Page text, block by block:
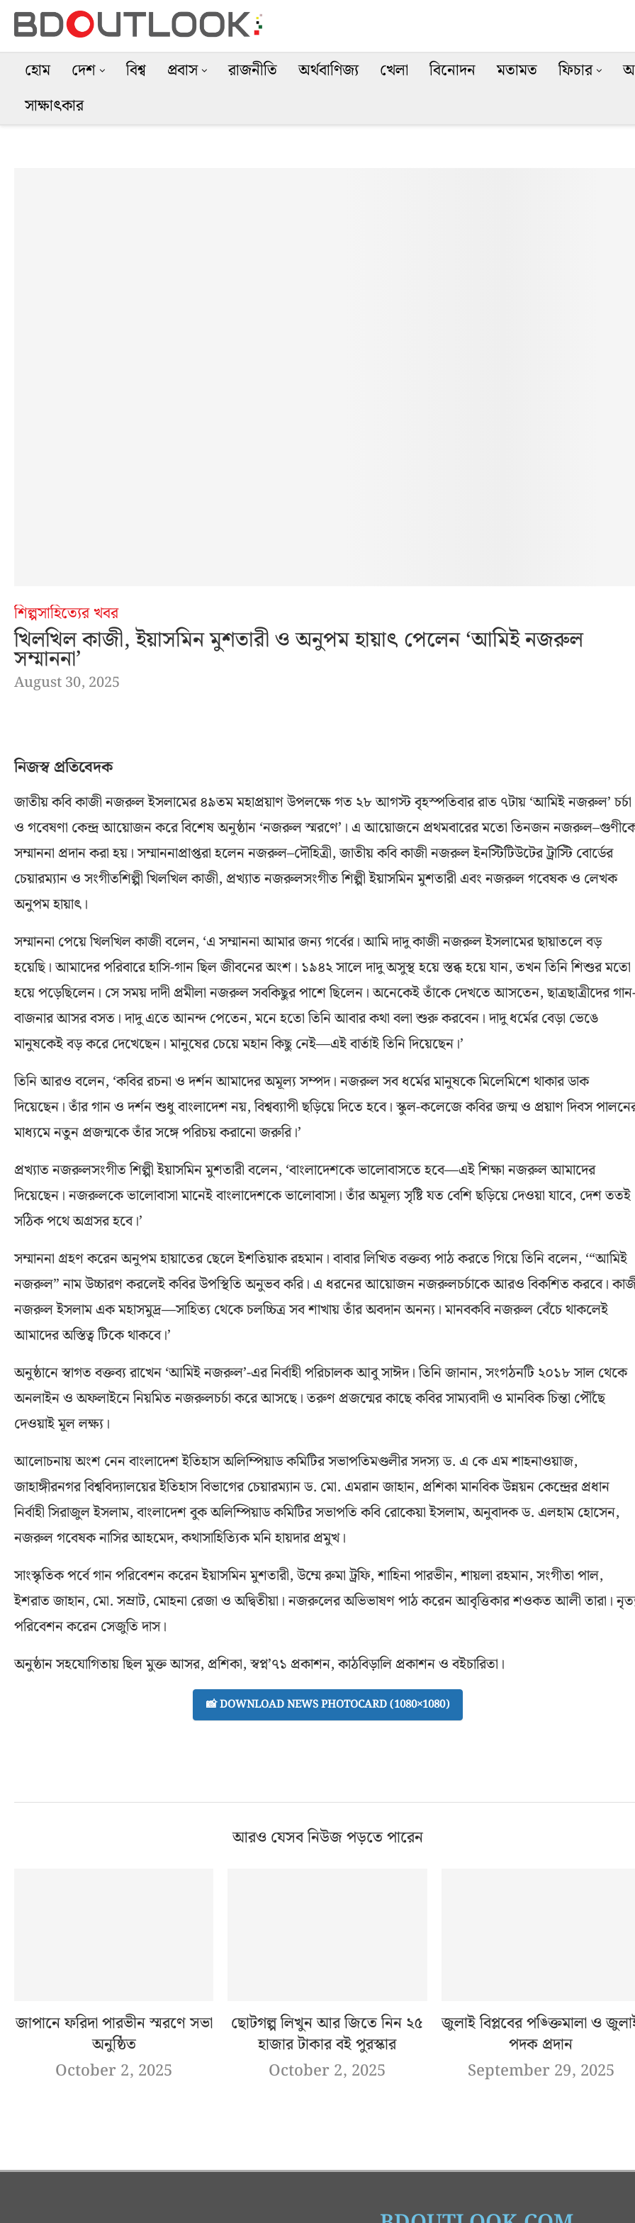
হোম দেশ বিশ্ব প্রবাস রাজনীতি অর্থবাণিজ্য খেলা বিনোদন মতামত ফিচার
সাক্ষাৎকার
শিল্পসাহিত্যের খবর
খিলখিল কাজী, ইয়াসমিন মুশতারী ও অনুপম হায়াৎ পেলেন ‘আমিই নজরুল
সম্মাননা’
August 30, 2025
নিজস্ব প্রতিবেদক
জাতীয় কবি কাজী নজরুল ইসলামের ৪৯তম মহাপ্রয়াণ উপলক্ষে গত ২৮ আগস্ট বৃহস্পতিবার রাত ৭টায় ‘আমিই নজরুল’ চর্চা
ও গবেষণা কেন্দ্র আয়োজন করে বিশেষ অনুষ্ঠান ‘নজরুল স্মরণে’। এ আয়োজনে প্রথমবারের মতো তিনজন
সম্মাননা প্রদান করা হয়। সম্মাননাপ্রাপ্তরা হলেন নজরুল–দৌহিত্রী, জাতীয় কবি কাজী নজরুল ইনস্টিটিউটের ট্রাস্টি বোর্ডের
চেয়ারম্যান ও সংগীতশিল্পী খিলখিল কাজী, প্রখ্যাত নজরুলসংগীত শিল্পী ইয়াসমিন মুশতারী এবং নজরুল গবেষক ও লেখক
অনুপম হায়াৎ।
সম্মাননা পেয়ে খিলখিল কাজী বলেন, ‘এ সম্মাননা আমার জন্য গর্বের। আমি দাদু কাজী নজরুল ইসলামের ছায়াতলে বড়
হয়েছি। আমাদের পরিবারে হাসি-গান ছিল জীবনের অংশ। ১৯৪২ সালে দাদু অসুস্থ হয়ে স্তব্ধ হয়ে যান, তখন তিনি শিশুর মতো
হয়ে পড়েছিলেন। সে সময় দাদী প্রমীলা নজরুল সবকিছুর পাশে ছিলেন। অনেকেই তাঁকে দেখতে আসতেন, ছাত্রছাত্রীদের
বাজনার আসর বসত। দাদু এতে আনন্দ পেতেন, মনে হতো তিনি আবার কথা বলা শুরু করবেন। দাদু ধর্মের বেড়া ভেঙে
মানুষকেই বড় করে দেখেছেন। মানুষের চেয়ে মহান কিছু নেই—এই বার্তাই তিনি দিয়েছেন।’
তিনি আরও বলেন, ‘কবির রচনা ও দর্শন আমাদের অমূল্য সম্পদ। নজরুল সব ধর্মের মানুষকে মিলেমিশে থাকার ডাক
দিয়েছেন। তাঁর গান ও দর্শন শুধু বাংলাদেশ নয়, বিশ্বব্যাপী ছড়িয়ে দিতে হবে। স্কুল-কলেজে কবির জন্ম ও প্রয়াণ দিবস
মাধ্যমে নতুন প্রজন্মকে তাঁর সঙ্গে পরিচয় করানো জরুরি।’
প্রখ্যাত নজরুলসংগীত শিল্পী ইয়াসমিন মুশতারী বলেন, ‘বাংলাদেশকে ভালোবাসতে হবে—এই শিক্ষা নজরুল আমাদের
দিয়েছেন। নজরুলকে ভালোবাসা মানেই বাংলাদেশকে ভালোবাসা। তাঁর অমূল্য সৃষ্টি যত বেশি ছড়িয়ে দেওয়া যাবে, দেশ ততই
সঠিক পথে অগ্রসর হবে।’
সম্মাননা গ্রহণ করেন অনুপম হায়াতের ছেলে ইশতিয়াক রহমান। বাবার লিখিত বক্তব্য পাঠ করতে গিয়ে তিনি বলেন, ‘“আমিই
নজরুল” নাম উচ্চারণ করলেই কবির উপস্থিতি অনুভব করি। এ ধরনের আয়োজন নজরুলচর্চাকে আরও বিকশিত করবে।
নজরুল ইসলাম এক মহাসমুদ্র—সাহিত্য থেকে চলচ্চিত্র সব শাখায় তাঁর অবদান অনন্য। মানবকবি নজরুল বেঁচে থাকলেই
আমাদের অস্তিত্ব টিকে থাকবে।’
অনুষ্ঠানে স্বাগত বক্তব্য রাখেন ‘আমিই নজরুল’-এর নির্বাহী পরিচালক আবু সাঈদ। তিনি জানান, সংগঠনটি ২০১৮ সাল থেকে
অনলাইন ও অফলাইনে নিয়মিত নজরুলচর্চা করে আসছে। তরুণ প্রজন্মের কাছে কবির সাম্যবাদী ও মানবিক চিন্তা পৌঁছে
দেওয়াই মূল লক্ষ্য।
আলোচনায় অংশ নেন বাংলাদেশ ইতিহাস অলিম্পিয়াড কমিটির সভাপতিমণ্ডলীর সদস্য ড. এ কে এম শাহনাওয়াজ,
জাহাঙ্গীরনগর বিশ্ববিদ্যালয়ের ইতিহাস বিভাগের চেয়ারম্যান ড. মো. এমরান জাহান, প্রশিকা মানবিক উন্নয়ন কেন্দ্রের প্রধান
নির্বাহী সিরাজুল ইসলাম, বাংলাদেশ বুক অলিম্পিয়াড কমিটির সভাপতি কবি রোকেয়া ইসলাম, অনুবাদক ড. এলহাম হোসেন,
নজরুল গবেষক নাসির আহমেদ, কথাসাহিত্যিক মনি হায়দার প্রমুখ।
সাংস্কৃতিক পর্বে গান পরিবেশন করেন ইয়াসমিন মুশতারী, উম্মে রুমা ট্রফি, শাহিনা পারভীন, শায়লা রহমান, সংগীতা পাল,
ইশরাত জাহান, মো. সম্রাট, মোহনা রেজা ও অদ্বিতীয়া। নজরুলের অভিভাষণ পাঠ করেন আবৃত্তিকার শওকত আলী তারা।
পরিবেশন করেন সেজুতি দাস।
অনুষ্ঠান সহযোগিতায় ছিল মুক্ত আসর, প্রশিকা, স্বপ্ন’৭১ প্রকাশন, কাঠবিড়ালি প্রকাশন ও বইচারিতা।
📸 DOWNLOAD NEWS PHOTOCARD (1080×1080)
আরও যেসব নিউজ পড়তে পারেন
জাপানে ফরিদা পারভীন স্মরণে সভা
অনুষ্ঠিত
October 2, 2025
ছোটগল্প লিখুন আর জিতে নিন ২৫
হাজার টাকার বই পুরস্কার
October 2, 2025
জুলাই বিপ্লবের পঙ্ক্তিমালা ও
পদক প্রদান
September 29, 2025